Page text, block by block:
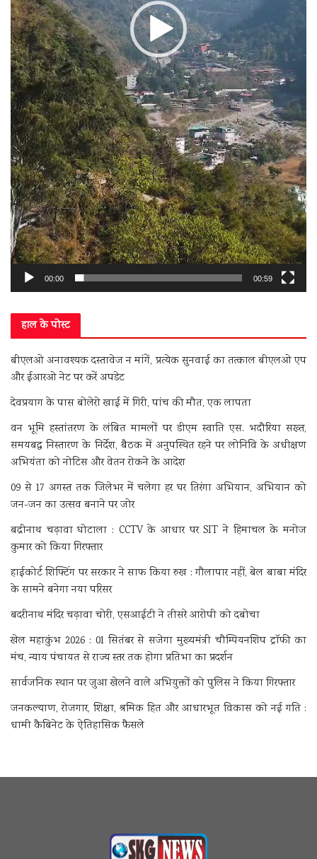
00:00 00:59
हाल के पोस्ट
बीएलओ अनावश्यक दस्तावेज न मांगें, प्रत्येक सुनवाई का तत्काल बीएलओ एप
और ईआरओ नेट पर करें अपडेट
देवप्रयाग के पास बोलेरो खाई में गिरी, पांच की मौत, एक लापता
वन भूमि हस्तांतरण के लंबित मामलों पर डीएम स्वाति एस. भदौरिया सख्त,
समयबद्ध निस्तारण के निर्देश, बैठक में अनुपस्थित रहने पर लोनिवि के अधीक्षण
अभियंता को नोटिस और वेतन रोकने के आदेश
09 से 17 अगस्त तक जिलेभर में चलेगा हर घर तिरंगा अभियान, अभियान को
जन-जन का उत्सव बनाने पर जोर
बद्रीनाथ चढ़ावा घोटाला : CCTV के आधार पर SIT ने हिमाचल के मनोज
कुमार को किया गिरफ्तार
हाईकोर्ट शिफ्टिंग पर सरकार ने साफ किया रुख : गौलापार नहीं, बेल बाबा मंदिर
के सामने बनेगा नया परिसर
बदरीनाथ मंदिर चढ़ावा चोरी, एसआईटी ने तीसरे आरोपी को दबोचा
खेल महाकुंभ 2026 : 01 सितंबर से सजेगा मुख्यमंत्री चौम्पियनशिप ट्रॉफी का
मंच, न्याय पंचायत से राज्य स्तर तक होगा प्रतिभा का प्रदर्शन
सार्वजनिक स्थान पर जुआ खेलने वाले अभियुक्तों को पुलिस ने किया गिरफ्तार
जनकल्याण, रोजगार, शिक्षा, श्रमिक हित और आधारभूत विकास को नई गति :
धामी कैबिनेट के ऐतिहासिक फैसले